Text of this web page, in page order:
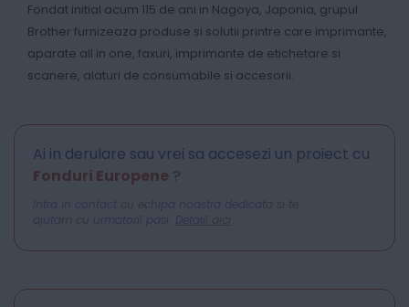
Fondat initial acum 115 de ani in Nagoya, Japonia, grupul
Brother furnizeaza produse si solutii printre care imprimante,
aparate all in one, faxuri, imprimante de etichetare si
scanere, alaturi de consumabile si accesorii.
Ai in derulare sau vrei sa accesezi un proiect cu
Fonduri Europene ?
Intra in contact cu echipa noastra dedicata si te
ajutam cu urmatorii pasi. Detalii aici